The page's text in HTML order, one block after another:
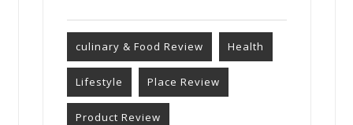
culinary & Food Review Health
Lifestyle Place Review
Product Review